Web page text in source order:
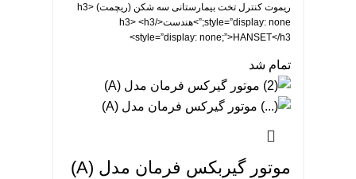
به یاد داشته باشید که هنگام انتخاب یک تردمیل، مهم است
که به قدرت موتور توجه کنید. موتورهای بزرگ تر و قدرتمند
تر می توانند تنش بیشتری را تحمل کنند و عمر بیشتری
نیروی مداوم (CHP) اندازه گیری می شود.
ریموت کنترل تخت بیمارستانی سه شکن (ریچمت) <h3
style=”display: none;”>هندست</h3> <h3
style=”display: none;”>HANSET</h3>
تمام شد
موتور گیربکس فرمان مدل (A)